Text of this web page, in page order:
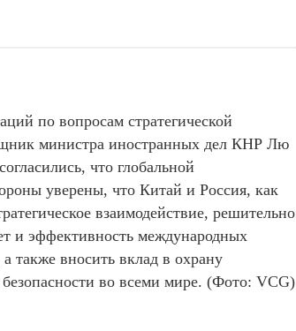
по вопросам стратегической
министра иностранных дел КНР Лю
что глобальной
уверены, что Китай и Россия, как
взаимодействие, решительно
и эффективность международных
также вносить вклад в охрану
безопасности во всеми мире. (Фото: VCG)